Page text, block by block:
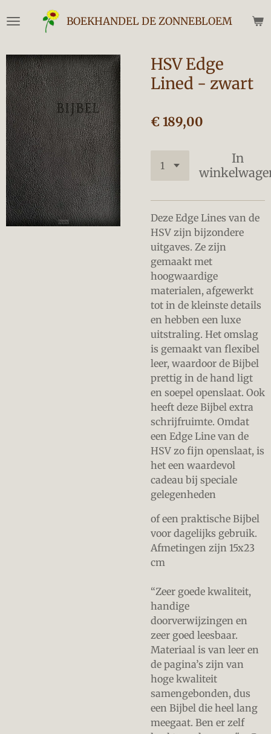
direct
de
hoofdinhoud
BOEKHANDEL DE ZONNEBLOEM
HSV Edge
Lined - zwart
€ 189,00
In
Deze Edge Lines van de
HSV zijn bijzondere
uitgaves. Ze zijn
gemaakt met
hoogwaardige
materialen, afgewerkt
tot in de kleinste details
en hebben een luxe
uitstraling. Het omslag
is gemaakt van flexibel
leer, waardoor de Bijbel
prettig in de hand ligt
en soepel openslaat. Ook
heeft deze Bijbel extra
schrijfruimte. Omdat
een Edge Line van de
HSV zo fijn openslaat, is
het een waardevol
cadeau bij speciale
gelegenheden
of een praktische Bijbel
voor dagelijks gebruik.
Afmetingen zijn 15x23
cm
“Zeer goede kwaliteit,
handige
doorverwijzingen en
zeer goed leesbaar.
Materiaal is van leer en
de pagina’s zijn van
hoge kwaliteit
samengebonden, dus
een Bijbel die heel lang
meegaat. Ben er zelf